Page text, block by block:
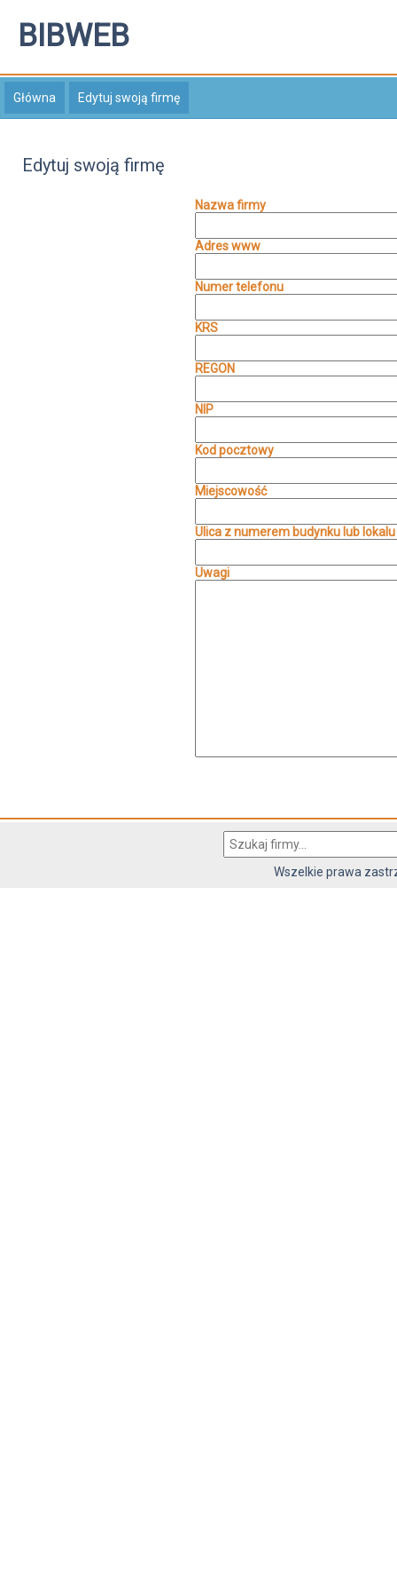
BIBWEB
Główna Edytuj swoją firmę
Edytuj swoją firmę
Nazwa firmy
Adres www
Numer telefonu
KRS
REGON
NIP
Kod pocztowy
Miejscowość
Ulica z numerem budynku lub lokalu
Uwagi
Wszelkie prawa